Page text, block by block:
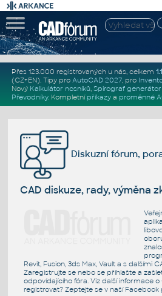
Přes 123.000 registrovaných u nás, celkem
(CZ+EN). Tipy pro AutoCAD 2027, pro
Nový Kalkulátor nosníků, Spirograf generátor
Převodníky. Kompletní příkazya proměnné
Diskuzní fórum,
CAD diskuze, rady, výměna
Revit, Fusion, 3ds Max, Vault a s dalšími
Zaregistrujte se nebo se přihlašte a
odpovídajícího fóra. Viz další informace o
registrovat? Zeptejte se v naší Facebook